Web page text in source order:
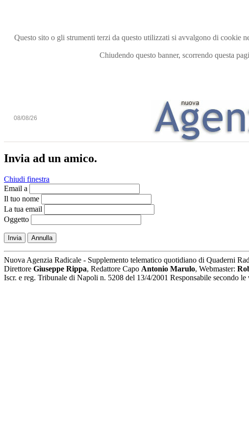
Questo sito o gli strumenti terzi da questo utilizzati si avvalgono di cookie
Chiudendo questo banner, scorrendo questa
08/08/26
Invia ad un amico.
Chiudi finestra
Email a
Il tuo nome
La tua email
Oggetto
Invia Annulla
Nuova Agenzia Radicale - Supplemento telematico quotidiano di Quaderni
Direttore Giuseppe Rippa, Redattore Capo Antonio Marulo, Webmaster:
Iscr. e reg. Tribunale di Napoli n. 5208 del 13/4/2001 Responsabile secondo